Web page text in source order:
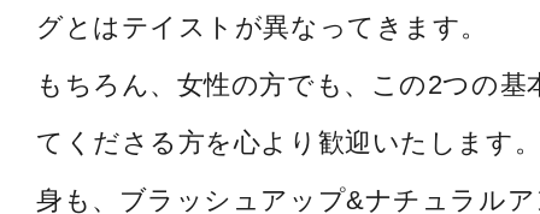
グとはテイストが異なってきます。
もちろん、女性の方でも、この2つの基
てくださる方を心より歓迎いたします
身も、ブラッシュアップ&ナチュラル